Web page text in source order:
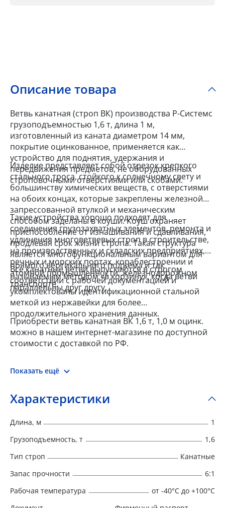
Описание товара
Ветвь канатная (строп ВК) производства Р-Системс
грузоподъемностью 1,6 т, длина 1 м,
изготовленный из каната диаметром 14 мм,
покрытие оцинкованное, применяется как
устройство для поднятия, удержания и
передвижения предметов, не оборудованных
строповочными отверстиями или скобами.
Изделие представляет собой отрезок крепкого
стального троса, стойкого к солнечному свету и
большинству химических веществ, с отверстиями
на обоих концах, которые закреплены железной
запрессованной втулкой и механическим
способом заделаны в коуши. Коуш охраняет
приспособление от изнашивания и сдавливания,
продлевая срок жизни стропа. Такая структура
является многофункциональным вариантом для
прямого вертикального подъема и так
называемым методом «в корзину», когда ветви
параллельны друг другу.
Такие устройства хорошо подходят для
соединения грузозахватных элементов, ремонта и
удлинения многоветвевых строп в строительстве,
на производственных и складских предприятиях,
речных и морских портах, кораблестроении и
атомной промышленности, железнодорожном
транспорте.
Все канатные ветви выпускаются в строгом
соответствии с рабочей документацией и
укомплектованы идентификационной стальной
меткой из нержавейки для более
продолжительного хранения данных.
Приобрести ветвь канатная ВК 1,6 т, 1,0 м оцинк.
можно в нашем интернет-магазине по доступной
стоимости с доставкой по РФ.
Показать ещё
Характеристики
Длина, м
1
Грузоподъемность, т
1,6
Тип строп
Канатные
Запас прочности
6:1
Рабочая температура
от -40°C до +100°C